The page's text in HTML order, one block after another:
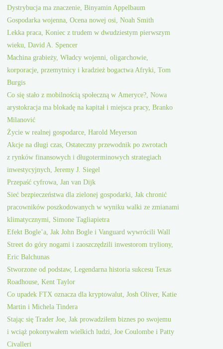
Dystrybucja ma znaczenie, Binyamin Appelbaum
Gospodarka wojenna, Ocena nowej osi, Noah Smith
Lekka praca, Koniec z trudem w dwudziestym pierwszym
wieku, David A. Spencer
Machina grabieży, Władcy wojenni, oligarchowie,
korporacje, przemytnicy i kradzież bogactwa Afryki, Tom
Burgis
Co się stało z mobilnością społeczną w Ameryce?, Nowa
arystokracja ma blokadę na kapitał i miejsca pracy, Branko
Milanović
Życie w realnej gospodarce, Harold Meyerson
Akcje na długi czas, Ostateczny przewodnik po zwrotach
z rynków finansowych i długoterminowych strategiach
inwestycyjnych, Jeremy J. Siegel
Przepaść cyfrowa, Jan van Dijk
Sieć bezpieczeństwa dla zielonej gospodarki, Jak chronić
pracowników poszkodowanych w wyniku walki ze zmianami
klimatycznymi, Simone Tagliapietra
Efekt Bogle’a, Jak John Bogle i Vanguard wywrócili Wall
Street do góry nogami i zaoszczędzili inwestorom tryliony,
Eric Balchunas
Stworzone od podstaw, Legendarna historia sukcesu Texas
Roadhouse, Kent Taylor
Co upadek FTX oznacza dla kryptowalut, Josh Oliver, Katie
Martin i Michela Tindera
Stając się Trader Joe, Jak prowadziłem biznes po swojemu
i wciąż pokonywałem wielkich ludzi, Joe Coulombe i Patty
Civalleri